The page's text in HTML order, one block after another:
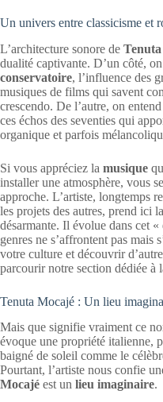
Un univers entre classicisme et
L’architecture sonore de
dualité captivante. D’un côté,
conservatoire, l’influence des
musiques de films qui savent
crescendo. De l’autre, on
ces échos des seventies qui
organique et parfois
Si vous appréciez la musique
installer une atmosphère, vous
approche. L’artiste, longtemps
les projets des autres, prend ici
désarmante. Il évolue dans cet
genres ne s’affrontent pas mais
votre culture et découvrir
parcourir notre section dédiée à
Tenuta Mocajé : Un lieu
Mais que signifie vraiment ce
évoque une propriété italienne,
baigné de soleil comme le
Pourtant, l’artiste nous confie
Mocajé est un lieu imaginaire.